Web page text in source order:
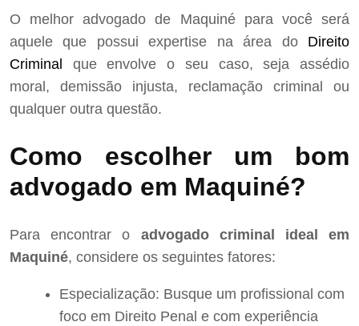
O melhor advogado de Maquiné para você será
aquele que possui expertise na área do Direito
Criminal que envolve o seu caso, seja assédio
moral, demissão injusta, reclamação criminal ou
qualquer outra questão.
Como escolher um bom
advogado em Maquiné?
Para encontrar o advogado criminal ideal em
Maquiné, considere os seguintes fatores:
Especialização: Busque um profissional com
foco em Direito Penal e com experiência